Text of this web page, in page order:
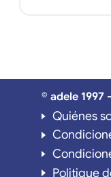
© adele 1997
Quiénes
Politique